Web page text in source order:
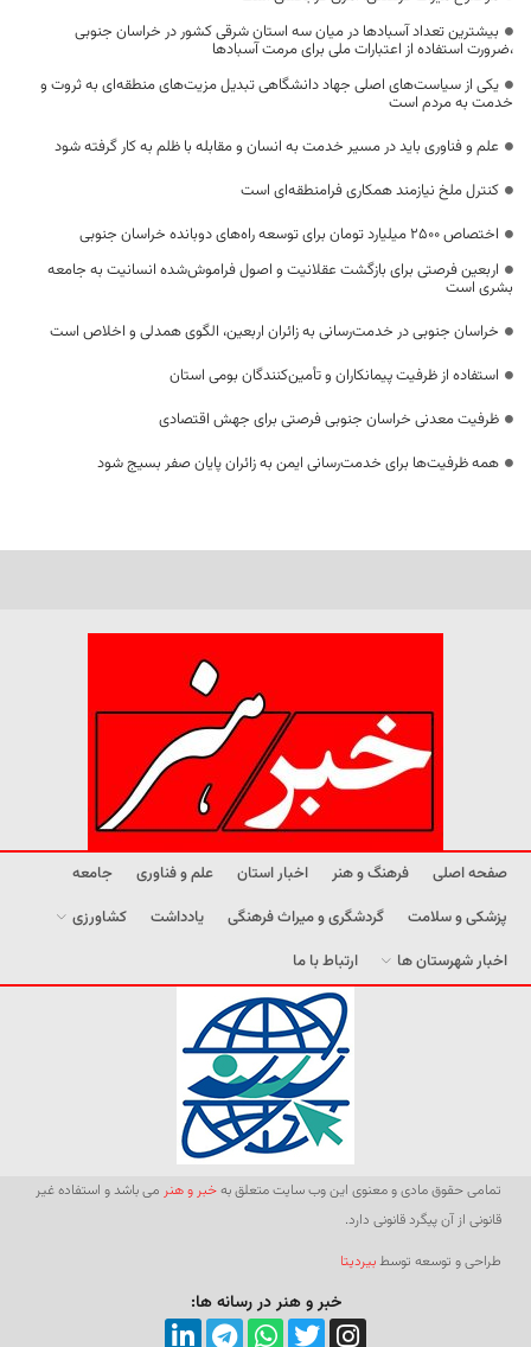
بیشترین تعداد آسبادها در میان سه استان شرقی کشور در خراسان جنوبی
،ضرورت استفاده از اعتبارات ملی برای مرمت آسبادها
یکی از سیاست‌های اصلی جهاد دانشگاهی تبدیل مزیت‌های منطقه‌ای به ثروت و
خدمت به مردم است
علم و فناوری باید در مسیر خدمت به انسان و مقابله با ظلم به کار گرفته شود
کنترل ملخ نیازمند همکاری فرامنطقه‌ای است
اختصاص 2500 میلیارد تومان برای توسعه راه‌های دوبانده خراسان جنوبی
اربعین فرصتی برای بازگشت عقلانیت و اصول فراموش‌شده انسانیت به جامعه
بشری است
خراسان جنوبی در خدمت‌رسانی به زائران اربعین، الگوی همدلی و اخلاص است
استفاده از ظرفیت پیمانکاران و تأمین‌کنندگان بومی استان
ظرفیت معدنی خراسان جنوبی فرصتی برای جهش اقتصادی
همه ظرفیت‌ها برای خدمت‌رسانی ایمن به زائران پایان صفر بسیج شود
صفحه اصلی فرهنگ و هنر اخبار استان علم و فناوری
جامعه
پزشکی و سلامت
گردشگری و میراث فرهنگی یادداشت
کشاورزی
اخبار شهرستان ها
ارتباط با ما
تمامی حقوق مادی و معنوی این وب سایت متعلق بهخبر و هنر می باشد و استفاده غیر
قانونی از آن پیگرد قانونی دارد.
طراحی و توسعه توسطبیردیتا
خبر و هنر در رسانه ها: